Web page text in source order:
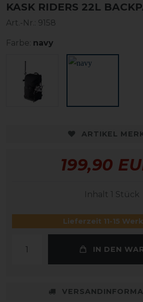
KASK RIDERS 22L
Art.-Nr.: 9158
Farbe: navy
ARTIKEL
199,90
Inhalt 1 Stück
Lieferzeit 11-15
IN DEN